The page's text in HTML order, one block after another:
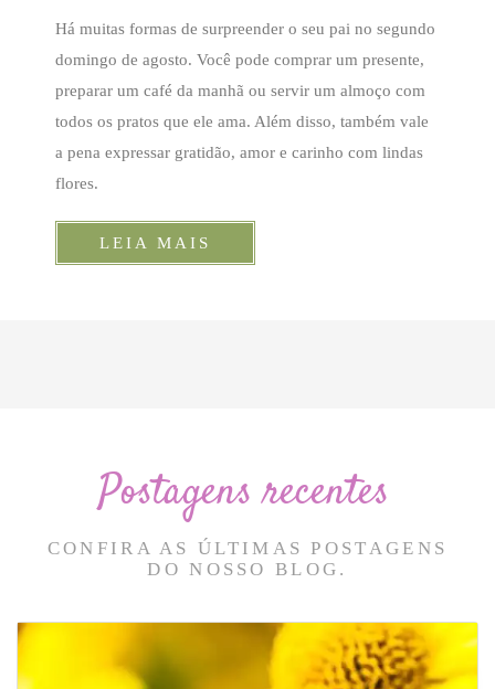
Há muitas formas de surpreender o seu pai no segundo
domingo de agosto. Você pode comprar um presente,
preparar um café da manhã ou servir um almoço com
todos os pratos que ele ama. Além disso, também vale
a pena expressar gratidão, amor e carinho com lindas
flores.
LEIA MAIS
Postagens recentes
CONFIRA AS ÚLTIMAS POSTAGENS
DO NOSSO BLOG.